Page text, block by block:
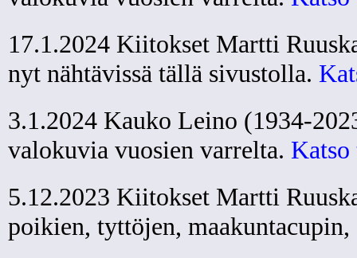
17.1.2024 Kiitokset Martti
nyt nähtävissä tällä sivustolla.
3.1.2024 Kauko Leino (1934-
valokuvia vuosien varrelta. Katso
5.12.2023 Kiitokset Martti
poikien, tyttöjen,